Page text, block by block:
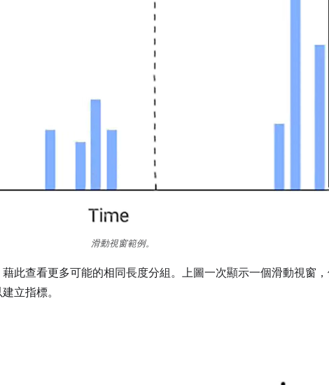
滑動視窗範例。
此查看更多可能的相同長度分組。上圖一次顯示一個滑動視窗
立指標。